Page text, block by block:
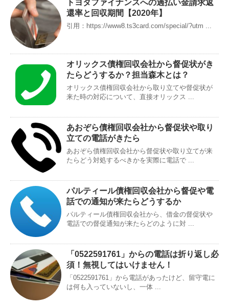
トヨタファイナンスへの過払い金請求返
還率と回収期間【2020年】
引用：https://www8.ts3card.com/special/?utm ...
オリックス債権回収会社から督促状がき
たらどうするか？担当森木とは？
オリックス債権回収会社から取り立てや督促状が
来た時の対応について、直接オリックス ...
あおぞら債権回収会社から督促状や取り
立ての電話がきたら
あおぞら債権回収会社から督促状や取り立てが来
たらどう対処するべきかを実際に電話で ...
パルティール債権回収会社から督促や電
話での通知が来たらどうするか
パルティール債権回収会社から、借金の督促状や
電話での督促通知が来たらどのように対 ...
「0522591761」からの電話は折り返し必
須！無視してはいけません！
「0522591761」から電話があったけど、留守電に
は何も入っていないし、一体 ...